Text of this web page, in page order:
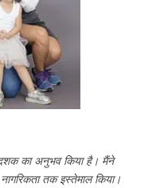
का अनुभव किया है। मैंने
तक इस्तेमाल किया।